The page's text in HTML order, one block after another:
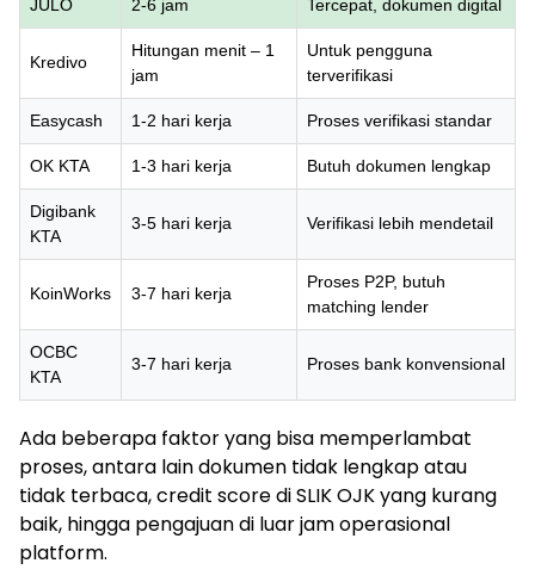
JULO 2-6 jam Tercepat, dokumen digital
Kredivo
Hitungan menit – 1
jam
Untuk pengguna
terverifikasi
Easycash 1-2 hari kerja Proses verifikasi standar
OK KTA 1-3 hari kerja Butuh dokumen lengkap
Digibank
KTA
3-5 hari kerja Verifikasi lebih mendetail
KoinWorks 3-7 hari kerja
Proses P2P, butuh
matching lender
OCBC
KTA
3-7 hari kerja Proses bank konvensional
Ada beberapa faktor yang bisa memperlambat
proses, antara lain dokumen tidak lengkap atau
tidak terbaca, credit score di SLIK OJK yang kurang
baik, hingga pengajuan di luar jam operasional
platform.